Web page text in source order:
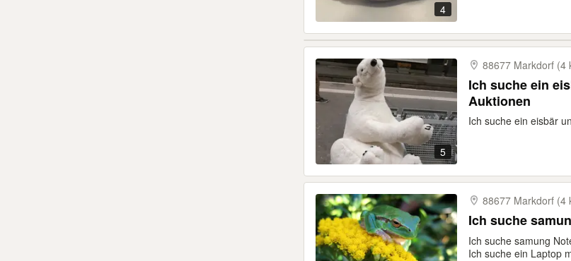
4
5
88677 Markdorf (4
Ich suche ein eisbär und tauschen mit meinem
Auktionen
Ich suche ein eisbär
88677 Markdorf (4
Ich suche
Ich suche samung
Ich suche ein Laptop